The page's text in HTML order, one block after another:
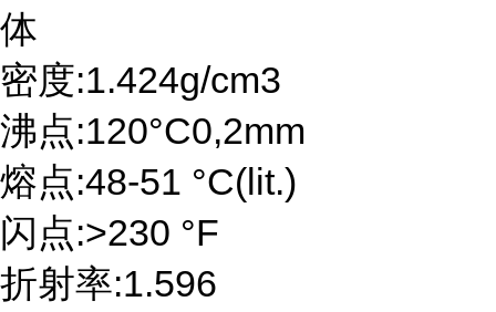
体
密度:1.424g/cm3
沸点:120°C0,2mm
熔点:48-51 °C(lit.)
闪点:>230 °F
折射率:1.596